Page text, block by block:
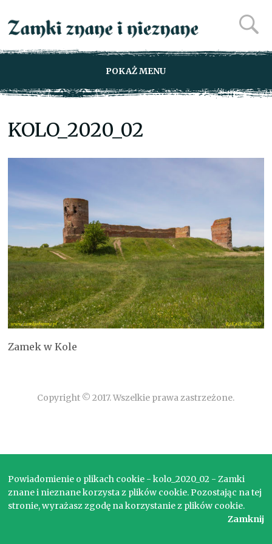
POKAŻ MENU
KOLO_2020_02
Zamek w Kole
Copyright © 2017. Wszelkie prawa zastrzeżone.
Powiadomienie o plikach cookie - kolo_2020_02 - Zamki
znane i nieznane korzysta z plików cookie. Pozostając na tej
stronie, wyrażasz zgodę na korzystanie z plików cookie.
Zamknij